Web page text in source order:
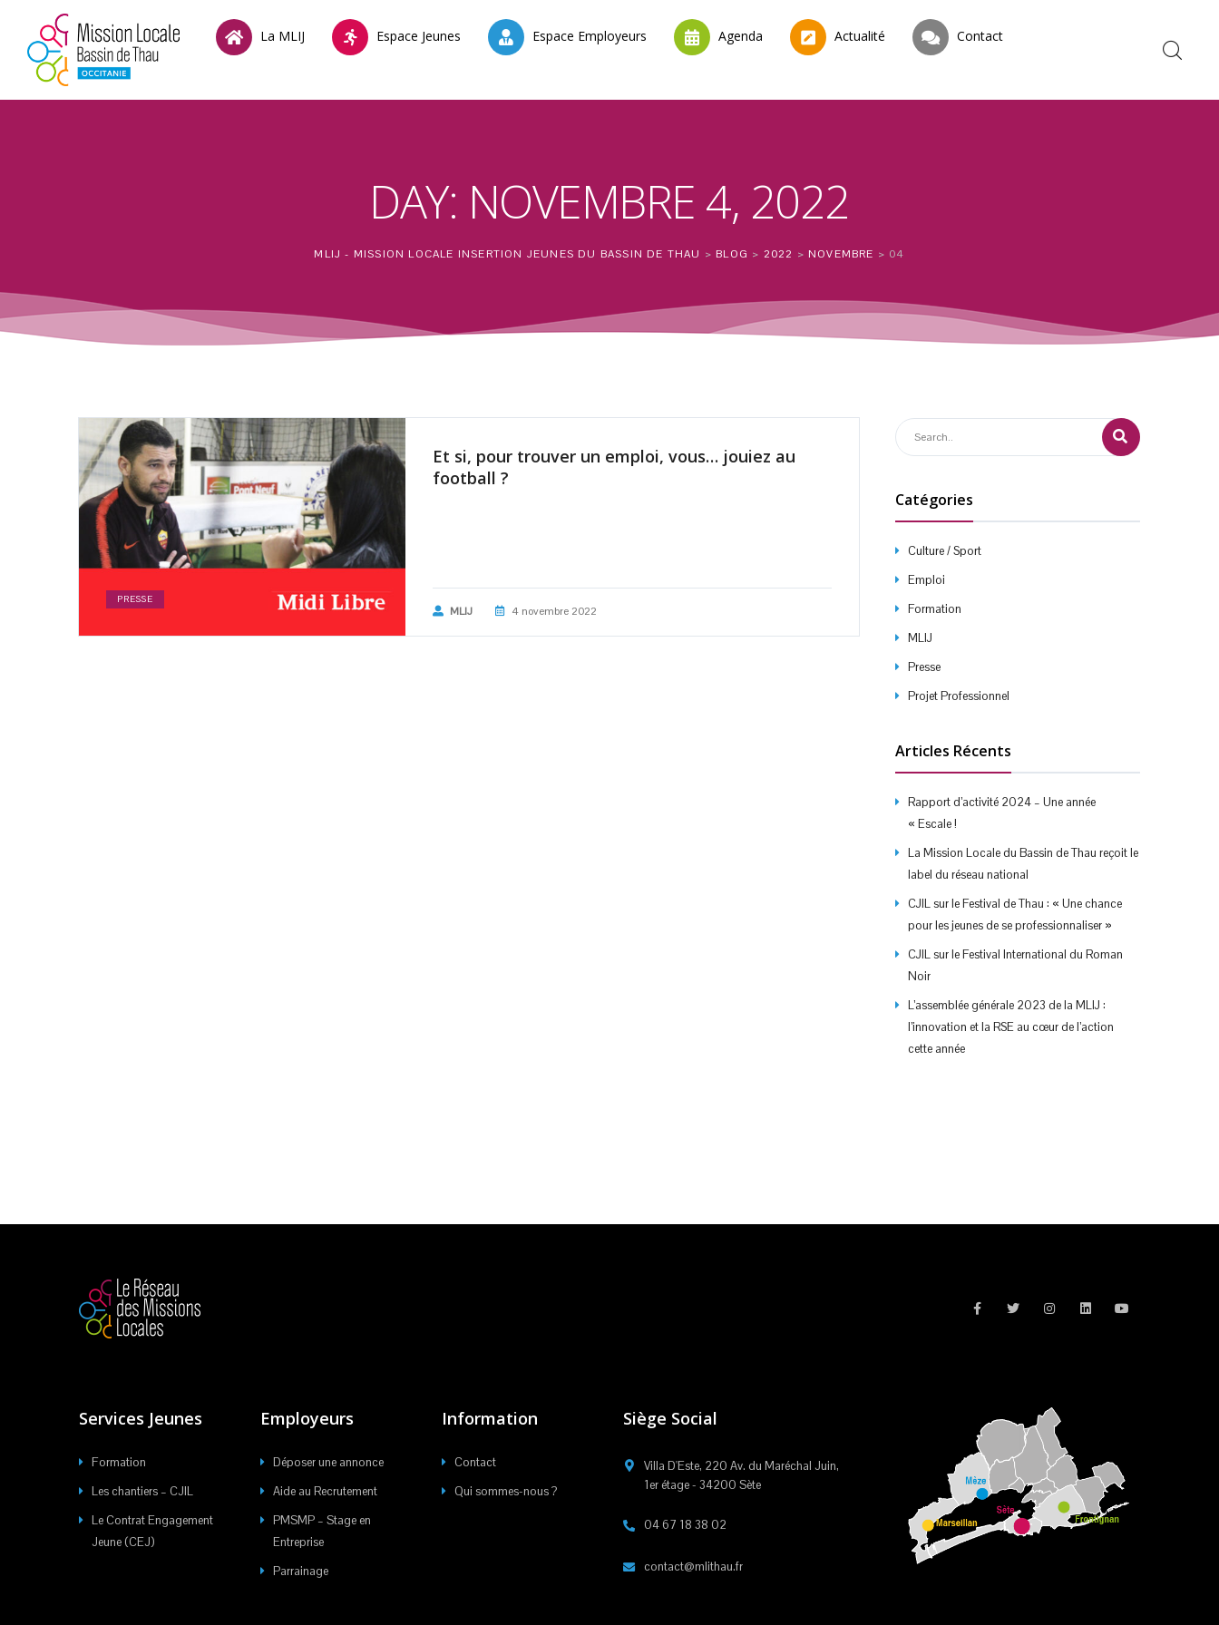
La MLIJ Espace Jeunes Espace Employeurs Agenda Actualité Contact
DAY: NOVEMBRE 4, 2022
MLIJ - MISSION LOCALE INSERTION JEUNES DU BASSIN DE THAU > BLOG > 2022 > NOVEMBRE > 04
PRESSE
Et si, pour trouver un emploi, vous… jouiez au
football ?
MLIJ 4 novembre 2022
Catégories
Culture / Sport
Emploi
Formation
MLIJ
Presse
Projet Professionnel
Articles Récents
Rapport d’activité 2024 – Une année
« Escale !
La Mission Locale du Bassin de Thau reçoit le
label du réseau national
CJIL sur le Festival de Thau : « Une chance
pour les jeunes de se professionnaliser »
CJIL sur le Festival International du Roman
Noir
L’assemblée générale 2023 de la MLIJ :
l’innovation et la RSE au cœur de l’action
cette année
Services Jeunes
Formation
Les chantiers – CJIL
Le Contrat Engagement
Jeune (CEJ)
Employeurs
Déposer une annonce
Aide au Recrutement
PMSMP – Stage en
Entreprise
Parrainage
Information
Contact
Qui sommes-nous ?
Siège Social
Villa D'Este, 220 Av. du Maréchal Juin,
1er étage - 34200 Sète
04 67 18 38 02
contact@mlithau.fr